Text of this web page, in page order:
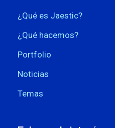
¿Qué es Jaestic?
¿Qué hacemos?
Portfolio
Noticias
Temas